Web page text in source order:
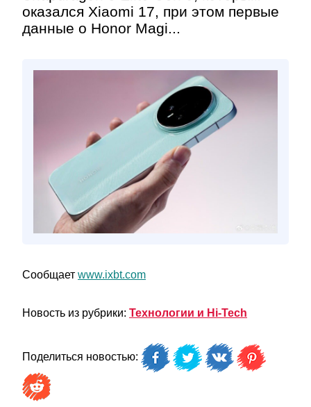
оказался Xiaomi 17, при этом первые
данные о Honor Magi...
Сообщает www.ixbt.com
Новость из рубрики: Технологии и Hi-Tech
Поделиться новостью: